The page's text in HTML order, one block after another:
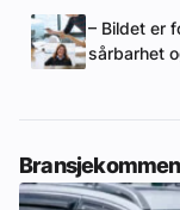
– Bildet er
sårbarhet